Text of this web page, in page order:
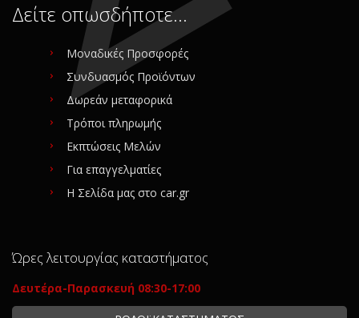
Δείτε οπωσδήποτε…
Μοναδικές Προσφορές
Συνδυασμός Προϊόντων
Δωρεάν μεταφορικά
Τρόποι πληρωμής
Εκπτώσεις Μελών
Για επαγγελματίες
Η Σελίδα μας στο car.gr
Ώρες λειτουργίας καταστήματος
Δευτέρα-Παρασκευή 08:30-17:00